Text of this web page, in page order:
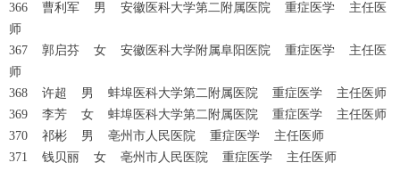
366 曹利军 男 安徽医科大学第二附属医院 重症医学 主任医
师
367 郭启芬 女 安徽医科大学附属阜阳医院 重症医学 主任医
师
368 许超 男 蚌埠医科大学第二附属医院 重症医学 主任医师
369 李芳 女 蚌埠医科大学第二附属医院 重症医学 主任医师
370 祁彬 男 亳州市人民医院 重症医学 主任医师
371 钱贝丽 女 亳州市人民医院 重症医学 主任医师